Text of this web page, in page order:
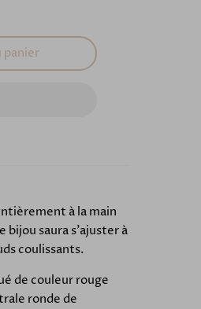
panier
à la main
bijou saura s'ajuster à
coulissants.
de couleur rouge
ronde de